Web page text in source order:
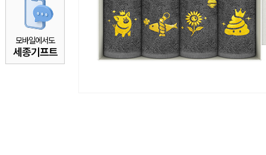
모바일에서도
세종기프트